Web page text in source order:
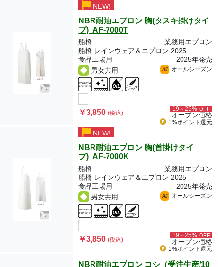
NEW!
NBR耐油エプロン 胸(タスキ掛けタイ
プ) AF-7000T
船橋
業務用エプロン
船橋 レインウェア＆エプロン 2025
食品工場用
2025年発売
男女共用
All オールシーズン
￥3,850(税込)
19～25% OFF
オープン価格
1%ポイント 還元
NEW!
NBR耐油エプロン 胸(首掛けタイ
プ) AF-7000K
船橋
業務用エプロン
船橋 レインウェア＆エプロン 2025
食品工場用
2025年発売
男女共用
All オールシーズン
￥3,850(税込)
19～25% OFF
オープン価格
1%ポイント 還元
NBR耐油エプロン コシ（受注生産/10